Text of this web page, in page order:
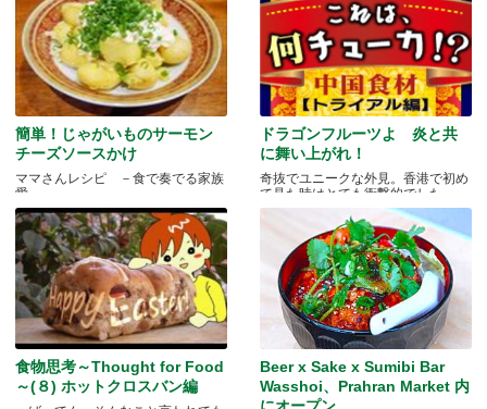
簡単！じゃがいものサーモン
チーズソースかけ
ママさんレシピ －食で奏でる家族
愛－
ドラゴンフルーツよ 炎と共
に舞い上がれ！
奇抜でユニークな外見。香港で初め
て見た時はとても衝撃的でした.....
食物思考～Thought for Food
～(８) ホットクロスバン編
Beer x Sake x Sumibi Bar
Wasshoi、Prahran Market 内
にオープン